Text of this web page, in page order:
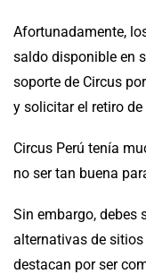
Afortunadamente,
saldo disponible en
soporte de Circus
y solicitar el retiro de
Circus Perú tenía
no ser tan buena
Sin embargo, debes
alternativas de
destacan por ser